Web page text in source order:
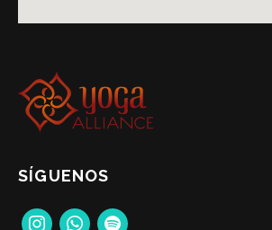
SÍGUENOS
instagramwhatsapp
spotify